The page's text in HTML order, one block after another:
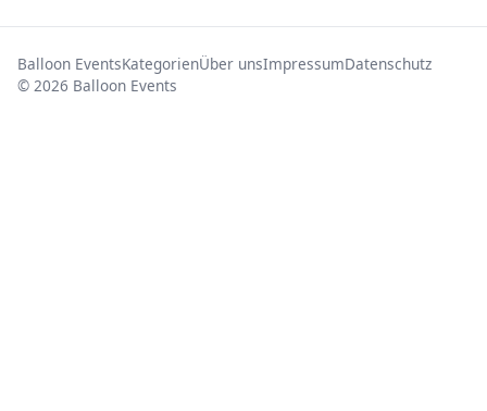
Balloon EventsKategorienÜber unsImpressumDatenschutz
© 2026 Balloon Events